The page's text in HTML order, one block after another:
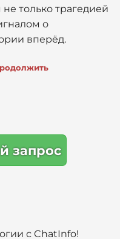
только трагедией
о
вперёд.
запрос
с ChatInfo!